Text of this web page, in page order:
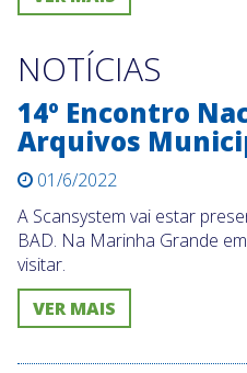
NOTÍCIAS
14º Encontro
Arquivos
01/6/2022
A Scansystem vai estar
BAD. Na Marinha Grande
visitar.
VER MAIS